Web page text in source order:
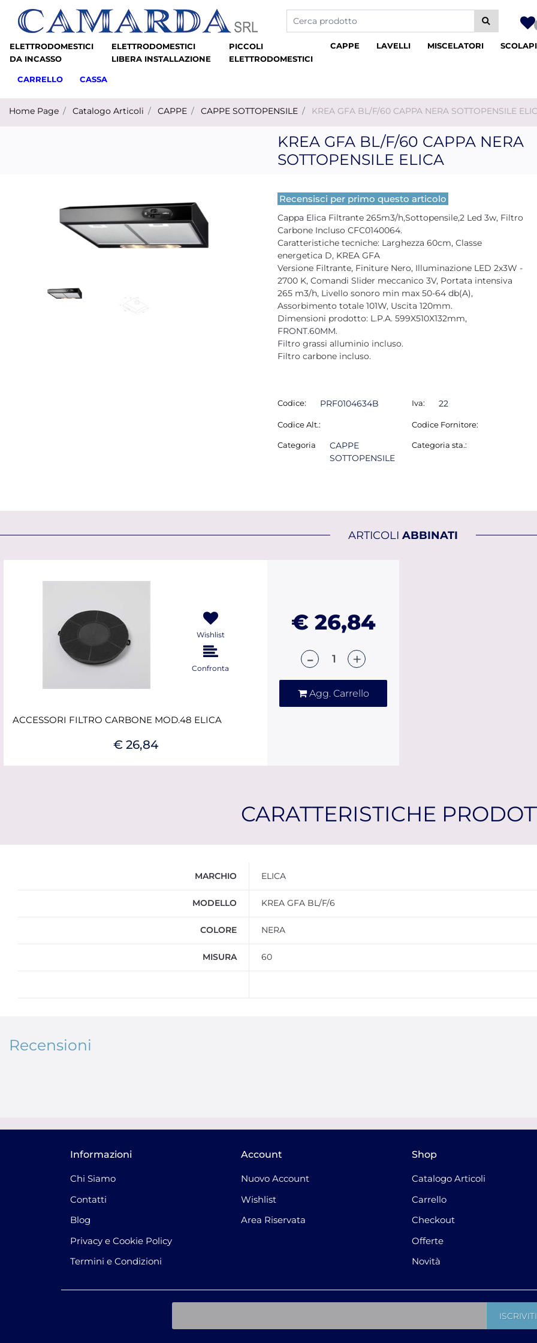
La modifica di un filtro aggiorna automaticamente gli
ELETTRODOMESTICI
DA INCASSO
ELETTRODOMESTICI
LIBERA INSTALLAZIONE
PICCOLI
ELETTRODOMESTICI
CAPPE LAVELLI MISCELATORI
CARRELLO CASSA
Home Page Catalogo Articoli CAPPE CAPPE SOTTOPENSILE KREA GFA BL/F/60 CAPPA NERA SOTTOPENSILE
KREA GFA BL/F/60 CAPPA NERA
SOTTOPENSILE ELICA
Recensisci per primo questo articolo
Cappa Elica Filtrante 265m3/h,Sottopensile,2 Led 3w, Filtro
Carbone Incluso CFC0140064.
Caratteristiche tecniche: Larghezza 60cm, Classe
energetica D, KREA GFA
Versione Filtrante, Finiture Nero, Illuminazione LED 2x3W -
2700 K, Comandi Slider meccanico 3V, Portata intensiva
265 m3/h, Livello sonoro min max 50-64 db(A),
Assorbimento totale 101W, Uscita 120mm.
Dimensioni prodotto: L.P.A. 599X510X132mm,
FRONT.60MM.
Filtro grassi alluminio incluso.
Filtro carbone incluso.
Codice: PRF0104634B
Codice Alt.:
Categoria
CAPPE
SOTTOPENSILE
Iva: 22
Codice Fornitore:
Categoria sta.:
ARTICOLI ABBINATI
Wishlist
Confronta
ACCESSORI FILTRO CARBONE MOD.48 ELICA
€ 26,84
€ 26,84
Quantità
Agg. Carrello
CARATTERISTICHE
MARCHIO ELICA
MODELLO KREA GFA BL/F/6
COLORE NERA
MISURA 60
Recensioni
Informazioni
Chi Siamo
Contatti
Blog
Privacy e Cookie Policy
Termini e Condizioni
Account
Nuovo Account
Wishlist
Area Riservata
Shop
Catalogo Articoli
Carrello
Checkout
Offerte
Novità